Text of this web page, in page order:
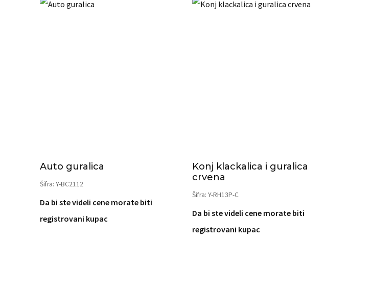
Auto guralica
Šifra: Y-BC2112
Da bi ste videli cene morate biti
registrovani kupac
Konj klackalica i guralica
crvena
Šifra: Y-RH13P-C
Da bi ste videli cene morate biti
registrovani kupac